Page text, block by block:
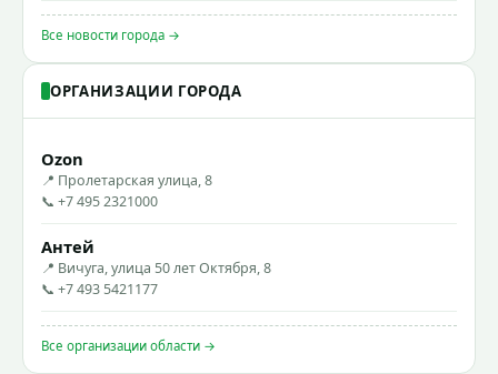
Все новости города →
ОРГАНИЗАЦИИ ГОРОДА
Ozon
📍 Пролетарская улица, 8
📞 +7 495 2321000
Антей
📍 Вичуга, улица 50 лет Октября, 8
📞 +7 493 5421177
Все организации области →